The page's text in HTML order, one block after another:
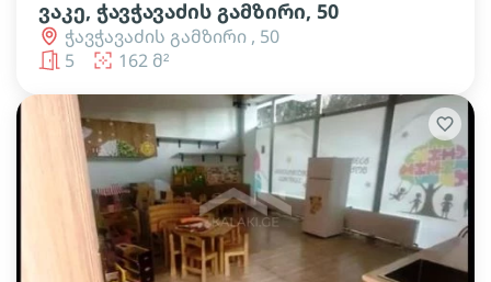
ვაკე, ჭავჭავაძის გამზირი, 50
ჭავჭავაძის გამზირი , 50
5
162 მ²